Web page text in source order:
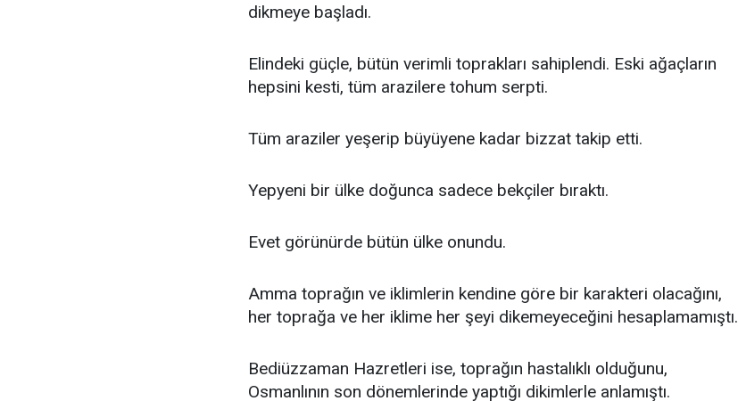
dikmeye başladı.
Elindeki güçle, bütün verimli toprakları sahiplendi. Eski ağaçların
hepsini kesti, tüm arazilere tohum serpti.
Tüm araziler yeşerip büyüyene kadar bizzat takip etti.
Yepyeni bir ülke doğunca sadece bekçiler bıraktı.
Evet görünürde bütün ülke onundu.
Amma toprağın ve iklimlerin kendine göre bir karakteri olacağını,
her toprağa ve her iklime her şeyi dikemeyeceğini hesaplamamıştı.
Bediüzzaman Hazretleri ise, toprağın hastalıklı olduğunu,
Osmanlının son dönemlerinde yaptığı dikimlerle anlamıştı.